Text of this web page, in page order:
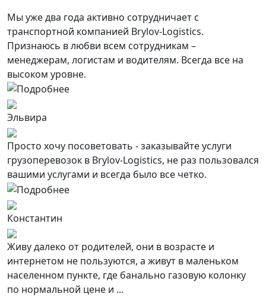
Мы уже два года активно сотрудничает с
транспортной компанией Brylov-Logistics.
Признаюсь в любви всем сотрудникам –
менеджерам, логистам и водителям. Всегда все на
высоком уровне.
Эльвира
Просто хочу посоветовать - заказывайте услуги
грузоперевозок в Brylov-Logistics, не раз пользовался
вашими услугами и всегда было все четко.
Константин
Живу далеко от родителей, они в возрасте и
интернетом не пользуются, а живут в маленьком
населенном пункте, где банально газовую колонку
по нормальной цене и ...